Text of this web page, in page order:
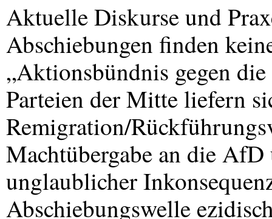
Aktuelle Diskurse und
Abschiebungen finden
„Aktionsbündnis gegen
Parteien der Mitte liefern
Remigration/
Machtübergabe an die AfD
unglaublicher
Abschiebungswelle